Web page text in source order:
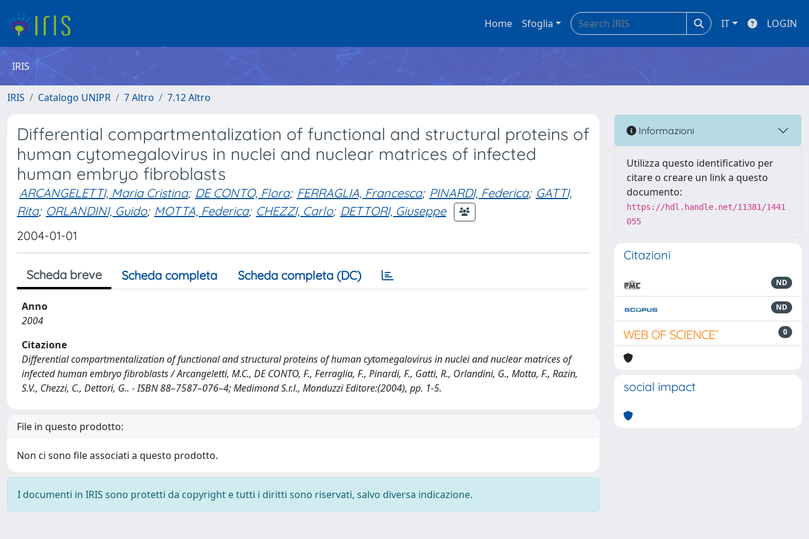
Home Sfoglia IT LOGIN
IRIS
IRIS Catalogo UNIPR 7 Altro 7.12 Altro
Differential compartmentalization of functional and structural proteins of
human cytomegalovirus in nuclei and nuclear matrices of infected
human embryo fibroblasts
ARCANGELETTI, Maria Cristina; DE CONTO, Flora; FERRAGLIA, Francesca; PINARDI, Federica; GATTI,
Rita; ORLANDINI, Guido; MOTTA, Federica; CHEZZI, Carlo; DETTORI, Giuseppe
2004-01-01
Scheda breve Scheda completa Scheda completa (DC)
Anno
2004
Citazione
Differential compartmentalization of functional and structural proteins of human cytomegalovirus in nuclei and nuclear matrices of
infected human embryo fibroblasts / Arcangeletti, M.C., DE CONTO, F., Ferraglia, F., Pinardi, F., Gatti, R., Orlandini, G., Motta, F., Razin,
S.V., Chezzi, C., Dettori, G.. - ISBN 88–7587–076–4; Medimond S.r.l., Monduzzi Editore:(2004), pp. 1-5.
File in questo prodotto:
Non ci sono file associati a questo prodotto.
I documenti in IRIS sono protetti da copyright e tutti i diritti sono riservati, salvo diversa indicazione.
Informazioni
Utilizza questo identificativo per
citare o creare un link a questo
documento:
https://hdl.handle.net/11381/1441
055
Citazioni
ND
ND
0
social impact